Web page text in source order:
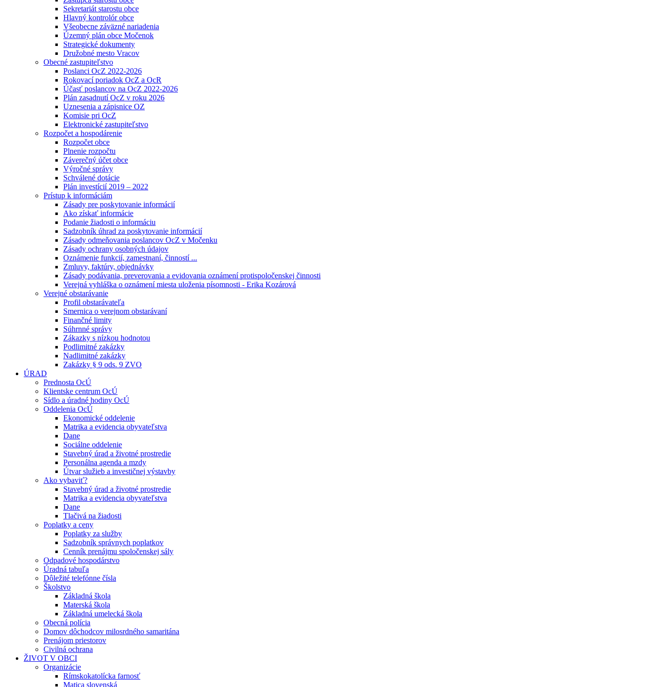
Sekretariát starostu obce
Hlavný kontrolór obce
Všeobecne záväzné nariadenia
Územný plán obce Močenok
Strategické dokumenty
Družobné mesto Vracov
Obecné zastupiteľstvo
Poslanci OcZ 2022-2026
Rokovací poriadok OcZ a OcR
Účasť poslancov na OcZ 2022-2026
Plán zasadnutí OcZ v roku 2026
Uznesenia a zápisnice OZ
Komisie pri OcZ
Elektronické zastupiteľstvo
Rozpočet a hospodárenie
Rozpočet obce
Plnenie rozpočtu
Záverečný účet obce
Výročné správy
Schválené dotácie
Plán investícií 2019 – 2022
Prístup k informáciám
Zásady pre poskytovanie informácií
Ako získať informácie
Podanie žiadosti o informáciu
Sadzobník úhrad za poskytovanie informácií
Zásady odmeňovania poslancov OcZ v Močenku
Zásady ochrany osobných údajov
Oznámenie funkcií, zamestnaní, činností ...
Zmluvy, faktúry, objednávky
Zásady podávania, preverovania a evidovania oznámení protispoločenskej činnosti
Verejná vyhláška o oznámení miesta uloženia písomnosti - Erika Kozárová
Verejné obstarávanie
Profil obstarávateľa
Smernica o verejnom obstarávaní
Finančné limity
Súhrnné správy
Zákazky s nízkou hodnotou
Podlimitné zakázky
Nadlimitné zakázky
Zakázky § 9 ods. 9 ZVO
ÚRAD
Prednosta OcÚ
Klientske centrum OcÚ
Sídlo a úradné hodiny OcÚ
Oddelenia OcÚ
Ekonomické oddelenie
Matrika a evidencia obyvateľstva
Dane
Sociálne oddelenie
Stavebný úrad a životné prostredie
Personálna agenda a mzdy
Útvar služieb a investičnej výstavby
Ako vybaviť?
Stavebný úrad a životné prostredie
Matrika a evidencia obyvateľstva
Dane
Tlačivá na žiadosti
Poplatky a ceny
Poplatky za služby
Sadzobník správnych poplatkov
Cenník prenájmu spoločenskej sály
Odpadové hospodárstvo
Úradná tabuľa
Dôležité telefónne čísla
Školstvo
Základná škola
Materská škola
Základná umelecká škola
Obecná polícia
Domov dôchodcov milosrdného samaritána
Prenájom priestorov
Civilná ochrana
ŽIVOT V OBCI
Organizácie
Rímskokatolícka farnosť
Matica slovenská